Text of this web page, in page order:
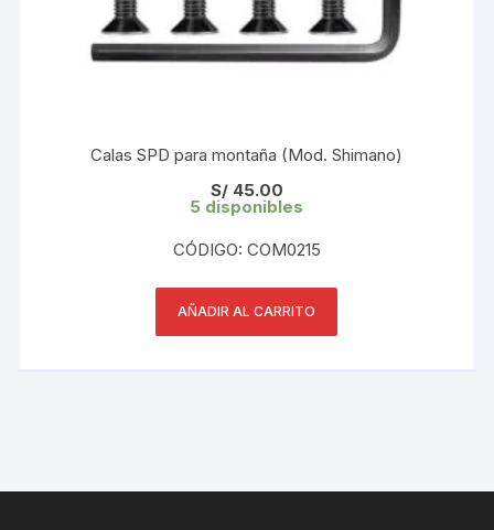
Calas SPD para montaña (Mod. Shimano)
S/45.00
5 disponibles
CÓDIGO: COM0215
AÑADIR AL CARRITO